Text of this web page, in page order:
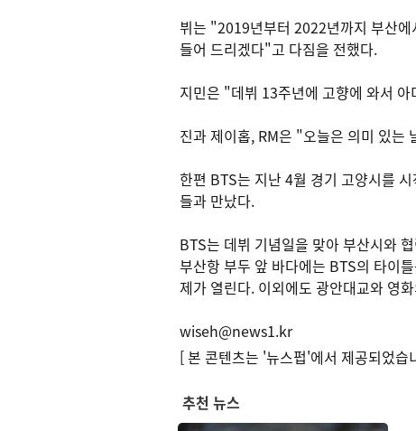
뷔는 "2019년부터 2022년까지 부산
들어 드리겠다"고 다짐을 전했다.
지민은 "데뷔 13주년에 고향에 와서
진과 제이홉, RM은 "오늘은 의미 있는
한편 BTS는 지난 4월 경기 고양시를
들과 만났다.
BTS는 데뷔 기념일을 맞아 부산시와
부산항 부두 앞 바다에는 BTS의 타이
제가 열린다. 이외에도 광안대교와 영
wiseh@news1.kr
[ 본 콘텐츠는 '뉴스펍'에서 제공되었습
추천 뉴스